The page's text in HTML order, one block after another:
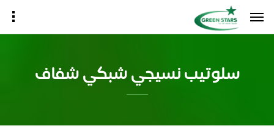
سلوتيب نسيجي شبكي شفاف